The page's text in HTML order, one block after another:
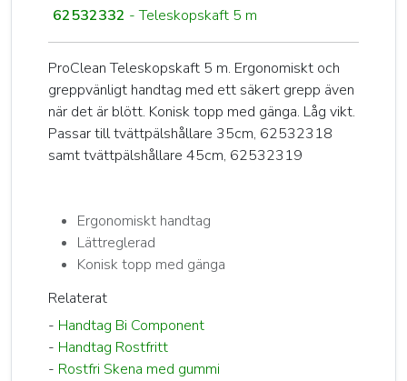
62532332 - Teleskopskaft 5 m
ProClean Teleskopskaft 5 m. Ergonomiskt och
greppvänligt handtag med ett säkert grepp även
när det är blött. Konisk topp med gänga. Låg vikt.
Passar till tvättpälshållare 35cm, 62532318
samt tvättpälshållare 45cm, 62532319
Ergonomiskt handtag
Lättreglerad
Konisk topp med gänga
Relaterat
- Handtag Bi Component
- Handtag Rostfritt
- Rostfri Skena med gummi